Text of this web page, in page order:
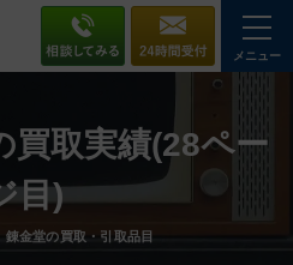
メニュー
買取実績(28ペー
目)
錬金堂の買取・引取品目